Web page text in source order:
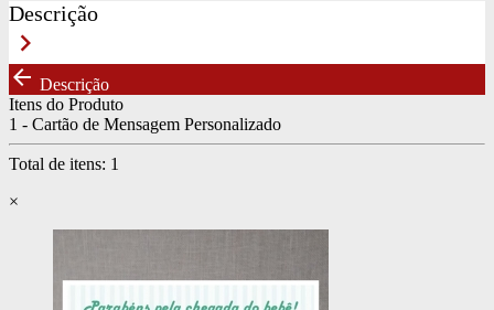
Descrição
keyboard_arrow_right
arrow_back Descrição
Itens do Produto
1 - Cartão de Mensagem Personalizado
Total de itens: 1
×